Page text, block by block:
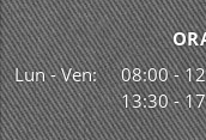
Lun - Ven:
08:00 -
13:30 -